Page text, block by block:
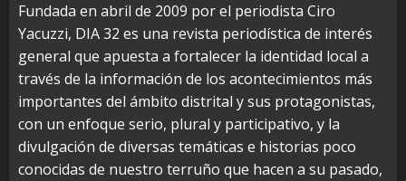
Fundada en abril de 2009 por el periodista Ciro
Yacuzzi, DIA 32 es una revista periodística de interés
general que apuesta a fortalecer la identidad local a
través de la información de los acontecimientos más
importantes del ámbito distrital y sus protagonistas,
con un enfoque serio, plural y participativo, y la
divulgación de diversas temáticas e historias poco
conocidas de nuestro terruño que hacen a su pasado,